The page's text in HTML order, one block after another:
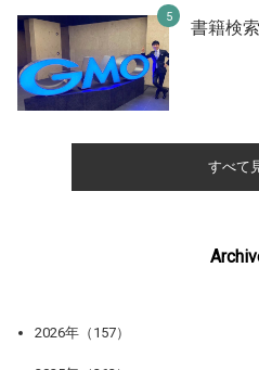
書籍検索
すべて
2026年（157）